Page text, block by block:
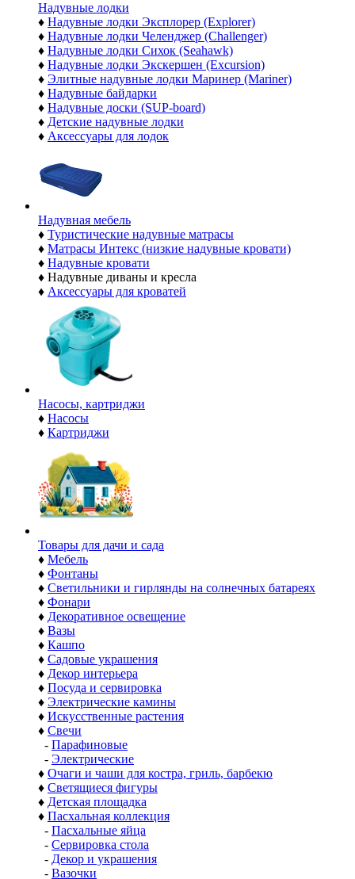
Надувные лодки
♦ Надувные лодки Эксплорер (Explorer)
♦ Надувные лодки Челенджер (Challenger)
♦ Надувные лодки Сихок (Seahawk)
♦ Надувные лодки Экскершен (Excursion)
♦ Элитные надувные лодки Маринер (Mariner)
♦ Надувные байдарки
♦ Надувные доски (SUP-board)
♦ Детские надувные лодки
♦ Аксессуары для лодок
Надувная мебель
♦ Туристические надувные матрасы
♦ Матрасы Интекс (низкие надувные кровати)
♦ Надувные кровати
♦ Надувные диваны и кресла
♦ Аксессуары для кроватей
Насосы, картриджи
♦ Насосы
♦ Картриджи
Товары для дачи и сада
♦ Мебель
♦ Фонтаны
♦ Светильники и гирлянды на солнечных батареях
♦ Фонари
♦ Декоративное освещение
♦ Вазы
♦ Кашпо
♦ Садовые украшения
♦ Декор интерьера
♦ Посуда и сервировка
♦ Электрические камины
♦ Искусственные растения
♦ Свечи
- Парафиновые
- Электрические
♦ Очаги и чаши для костра, гриль, барбекю
♦ Светящиеся фигуры
♦ Детская площадка
♦ Пасхальная коллекция
- Пасхальные яйца
- Сервировка стола
- Декор и украшения
- Вазочки